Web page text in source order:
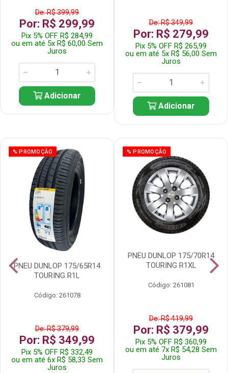
De: R$ 399,99
Por: R$ 299,99
Pix 5% OFF R$ 284,99
ou em até 5x R$ 60,00 Sem
Juros
Adicionar
De: R$ 349,99
Por: R$ 279,99
Pix 5% OFF R$ 265,99
ou em até 5x R$ 56,00 Sem
Juros
Adicionar
% PROMOÇÃO
PNEU DUNLOP 175/65R14
TOURING R1L
Código: 261078
De: R$ 379,99
Por: R$ 349,99
Pix 5% OFF R$ 332,49
ou em até 6x R$ 58,33 Sem
Juros
% PROMOÇÃO
PNEU DUNLOP 175/70R14
TOURING R1XL
Código: 261081
De: R$ 419,99
Por: R$ 379,99
Pix 5% OFF R$ 360,99
ou em até 7x R$ 54,28 Sem
Juros